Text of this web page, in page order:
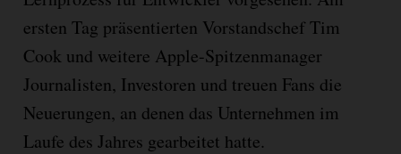
ersten Tag präsentierten Vorstandschef Tim
Cook und weitere Apple-Spitzenmanager
Journalisten, Investoren und treuen Fans die
Neuerungen, an denen das Unternehmen im
Laufe des Jahres gearbeitet hatte.